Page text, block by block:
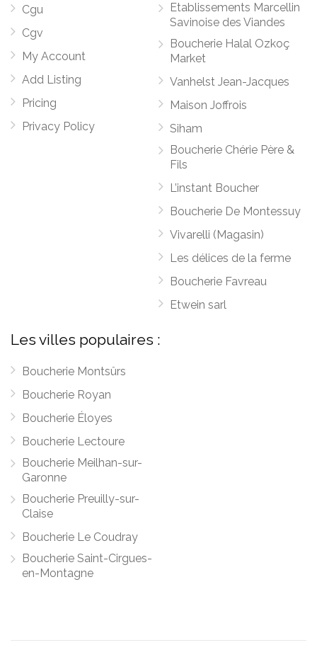
Cgu
Cgv
My Account
Add Listing
Pricing
Privacy Policy
Etablissements Marcellin
Savinoise des Viandes
Boucherie Halal Ozkoç
Market
Vanhelst Jean-Jacques
Maison Joffrois
Siham
Boucherie Chérie Père &
Fils
L’instant Boucher
Boucherie De Montessuy
Vivarelli (Magasin)
Les délices de la ferme
Boucherie Favreau
Etwein sarl
Les villes populaires :
Boucherie Montsûrs
Boucherie Royan
Boucherie Éloyes
Boucherie Lectoure
Boucherie Meilhan-sur-
Garonne
Boucherie Preuilly-sur-
Claise
Boucherie Le Coudray
Boucherie Saint-Cirgues-
en-Montagne